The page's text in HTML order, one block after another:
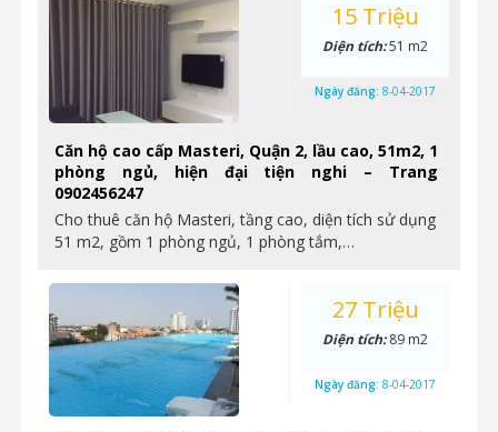
Căn hộ cao cấp Masteri, Quận 2, lầu cao, 51m2, 1
phòng ngủ, hiện đại tiện nghi – Trang
0902456247
Cho thuê căn hộ Masteri, tầng cao, diện tích sử dụng
51 m2, gồm 1 phòng ngủ, 1 phòng tắm,…
15 Triệu
Diện tích:51 m2
Ngày đăng: 8-04-2017
27 Triệu
Diện tích:89 m2
Ngày đăng: 8-04-2017